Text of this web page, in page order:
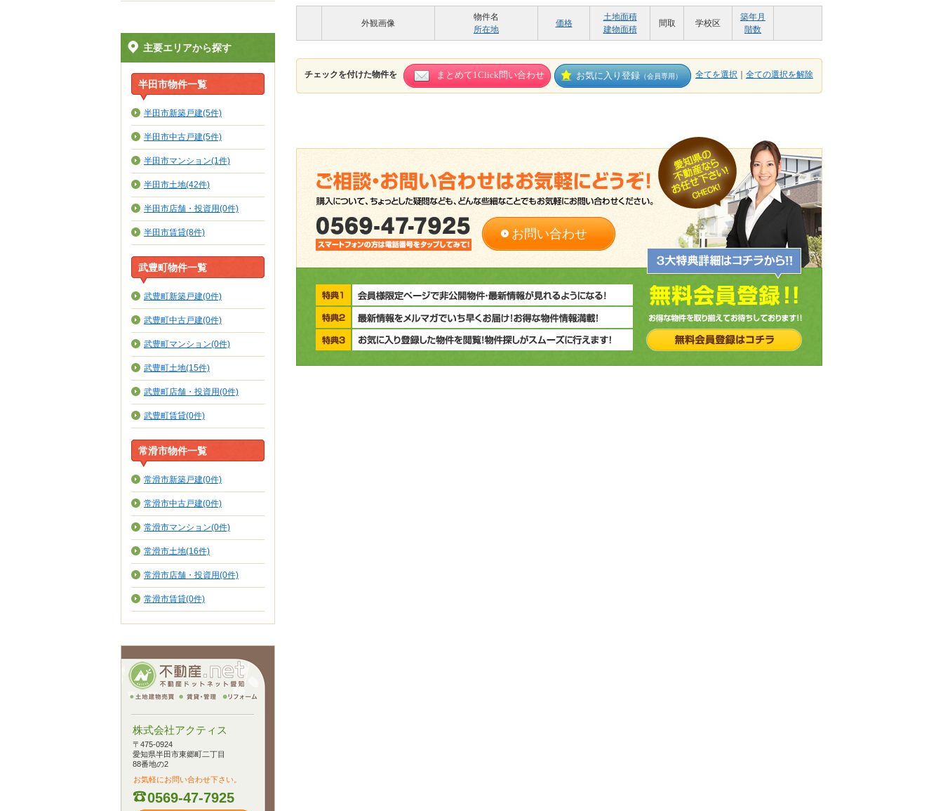
外観画像
物件名
所在地
価格
土地面積
建物面積
間取 学校区
築年月
階数
チェックを付けた物件を まとめて1Click問い合わせ お気に入り登録 （会員専用） 全てを選択 全ての選択を解除
お問い合わせ
主要エリアから探す
半田市物件一覧
半田市新築戸建(5件)
半田市中古戸建(5件)
半田市マンション(1件)
半田市土地(42件)
半田市店舗・投資用(0件)
半田市賃貸(8件)
武豊町物件一覧
武豊町新築戸建(0件)
武豊町中古戸建(0件)
武豊町マンション(0件)
武豊町土地(15件)
武豊町店舗・投資用(0件)
武豊町賃貸(0件)
常滑市物件一覧
常滑市新築戸建(0件)
常滑市中古戸建(0件)
常滑市マンション(0件)
常滑市土地(16件)
常滑市店舗・投資用(0件)
常滑市賃貸(0件)
株式会社アクティス
〒475-0924
愛知県半田市東郷町二丁目
88番地の2
お気軽にお問い合わせ下さい。
0569-47-7925